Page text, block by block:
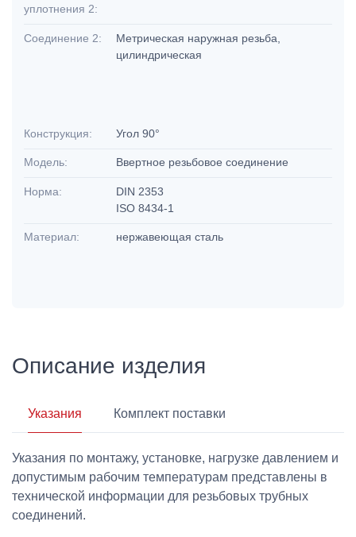
уплотнения 2:
Соединение 2:
Метрическая наружная резьба,
цилиндрическая
Конструкция: Угол 90°
Модель: Ввертное резьбовое соединение
Норма:
DIN 2353
ISO 8434-1
Материал: нержавеющая сталь
Описание изделия
Указания Комплект поставки
Указания по монтажу, установке, нагрузке давлением и
допустимым рабочим температурам представлены в
технической информации для резьбовых трубных
соединений.